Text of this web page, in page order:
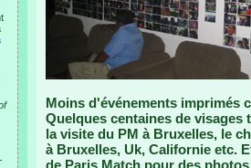
Moins d'événements imprimés
Quelques centaines de visages
la visite du PM à Bruxelles, le
à Bruxelles, Uk, Californie etc.
de Paris Match pour des